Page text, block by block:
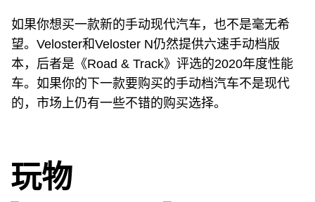
如果你想买一款新的手动现代汽车，也不是毫无希
望。Veloster和Veloster N仍然提供六速手动档版
本，后者是《Road & Track》评选的2020年度性能
车。如果你的下一款要购买的手动档汽车不是现代
的，市场上仍有一些不错的购买选择。
玩物